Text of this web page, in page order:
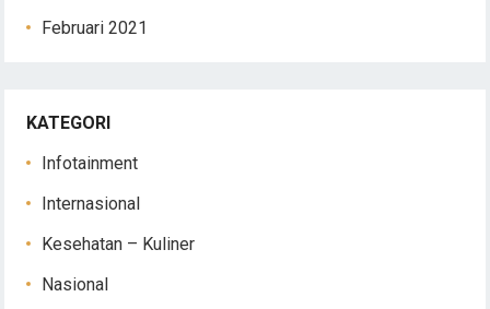
Februari 2021
KATEGORI
Infotainment
Internasional
Kesehatan – Kuliner
Nasional